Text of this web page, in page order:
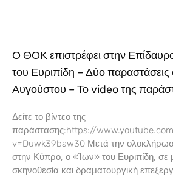
Ο ΘΟΚ επιστρέφει στην
του Ευριπίδη – Δύο παραστάσεις
Αυγούστου – Το video της
Δείτε το βίντεο της
παράστασης:https://
v=Duwk39baw30 Μετά την
στην Κύπρο, ο «Ίων» του Ευριπίδη, σε
σκηνοθεσία και δραματουργική